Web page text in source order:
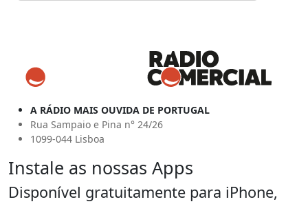
A RÁDIO MAIS OUVIDA DE PORTUGAL
Rua Sampaio e Pina n° 24/26
1099-044 Lisboa
Instale as nossas Apps
Disponível gratuitamente para iPhone,